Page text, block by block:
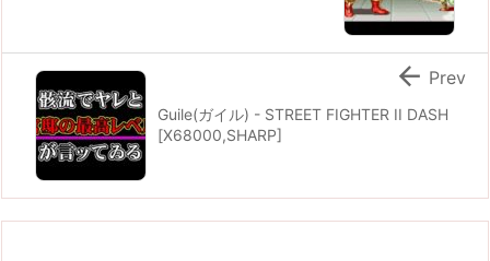
Guile(ガイル) - STREET FIGHTER II DASH
[X68000,SHARP]
 Prev